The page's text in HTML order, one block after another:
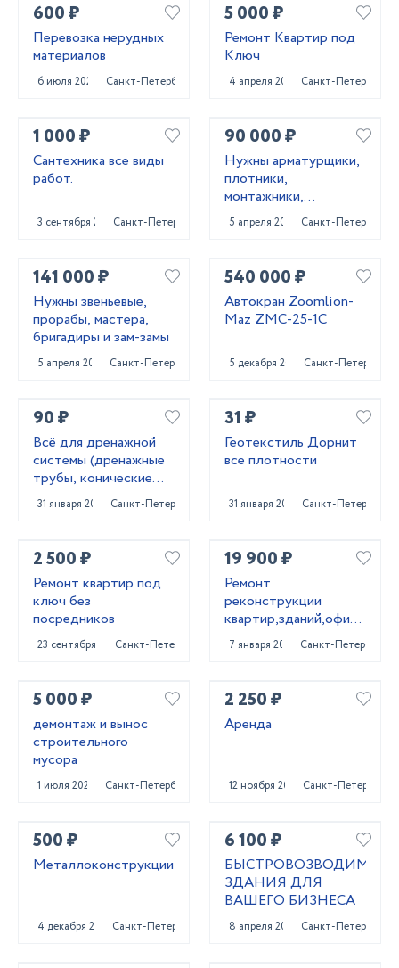
600 ₽
Перевозка нерудных
материалов
6 июля 2023 Санкт-Петербург
5 000 ₽
Ремонт Квартир под
Ключ
4 апреля 2022 Санкт-Петербург
1 000 ₽
Сантехника все виды
работ.
3 сентября 2023Санкт-Петербург
90 000 ₽
Нужны арматурщики,
плотники,
монтажники,
сварщики, бетонщики,
стропальщики,
5 апреля 2022 Санкт-Петербург
141 000 ₽
Нужны звеньевые,
прорабы, мастера,
бригадиры и зам-замы
5 апреля 2022 Санкт-Петербург
540 000 ₽
Автокран Zoomlion-
Maz ZMC-25-1C
5 декабря 2024 Санкт-Петербург
90 ₽
Всё для дренажной
системы (дренажные
трубы, конические
колодцы,трубы под
заезд)
31 января 2024 Санкт-Петербург
31 ₽
Геотекстиль Дорнит
все плотности
31 января 2024 Санкт-Петербург
2 500 ₽
Ремонт квартир под
ключ без
посредников
23 сентября 2022Санкт-Петербург
19 900 ₽
Ремонт
реконструкции
квартир,зданий,офисных
помещений
7 января 2022 Санкт-Петербург
5 000 ₽
демонтаж и вынос
строительного
мусора
1 июля 2025 Санкт-Петербург
2 250 ₽
Аренда
12 ноября 2024 Санкт-Петербург
500 ₽
Металлоконструкции
4 декабря 2024 Санкт-Петербург
6 100 ₽
БЫСТРОВОЗВОДИМЫЕ
ЗДАНИЯ ДЛЯ
ВАШЕГО БИЗНЕСА
8 апреля 2022 Санкт-Петербург